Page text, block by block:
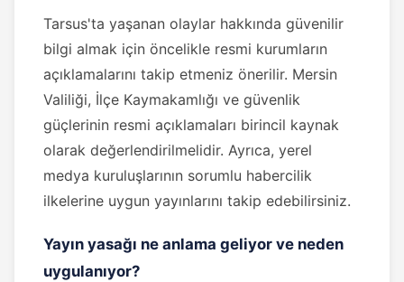
Tarsus'ta yaşanan olaylar hakkında güvenilir
bilgi almak için öncelikle resmi kurumların
açıklamalarını takip etmeniz önerilir. Mersin
Valiliği, İlçe Kaymakamlığı ve güvenlik
güçlerinin resmi açıklamaları birincil kaynak
olarak değerlendirilmelidir. Ayrıca, yerel
medya kuruluşlarının sorumlu habercilik
ilkelerine uygun yayınlarını takip edebilirsiniz.
Yayın yasağı ne anlama geliyor ve neden
uygulanıyor?